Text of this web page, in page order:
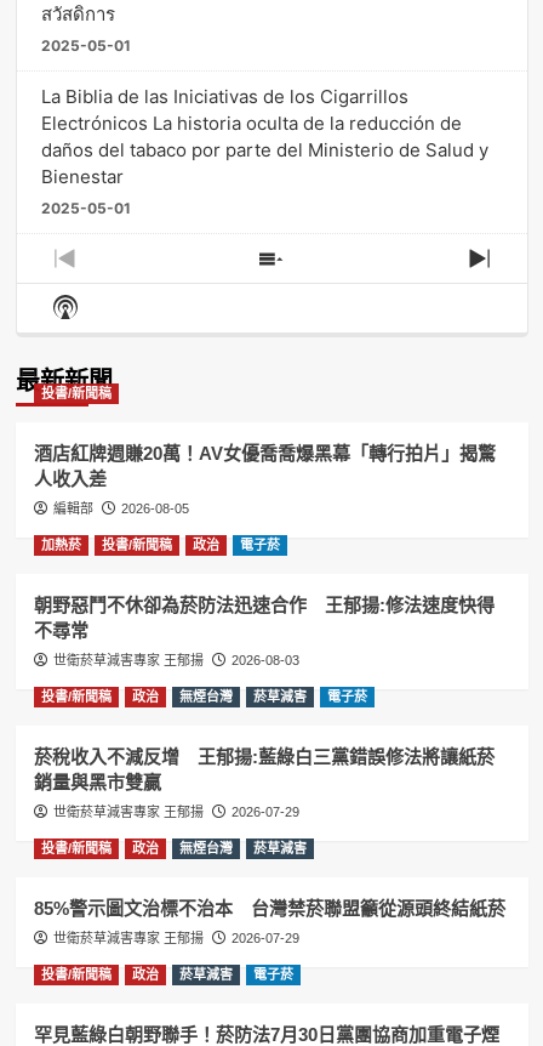
สวัสดิการ
2025-05-01
La Biblia de las Iniciativas de los Cigarrillos
Electrónicos La historia oculta de la reducción de
daños del tabaco por parte del Ministerio de Salud y
Bienestar
2025-05-01
Previous
Episode
Show
Episodes
Next
Show
Podcast
最新新聞
投書/新聞稿
酒店紅牌週賺20萬！AV女優喬喬爆黑幕「轉行拍片」揭驚
人收入差
編輯部 2026-08-05
加熱菸 投書/新聞稿 政治 電子菸
朝野惡鬥不休卻為菸防法迅速合作 王郁揚:修法速度快得
不尋常
世衛菸草減害專家 王郁揚 2026-08-03
投書/新聞稿 政治 無煙台灣 菸草減害 電子菸
菸稅收入不減反增 王郁揚:藍綠白三黨錯誤修法將讓紙菸
銷量與黑市雙贏
世衛菸草減害專家 王郁揚 2026-07-29
投書/新聞稿 政治 無煙台灣 菸草減害
85%警示圖文治標不治本 台灣禁菸聯盟籲從源頭終結紙菸
世衛菸草減害專家 王郁揚 2026-07-29
投書/新聞稿 政治 菸草減害 電子菸
罕見藍綠白朝野聯手！菸防法7月30日黨團協商加重電子煙